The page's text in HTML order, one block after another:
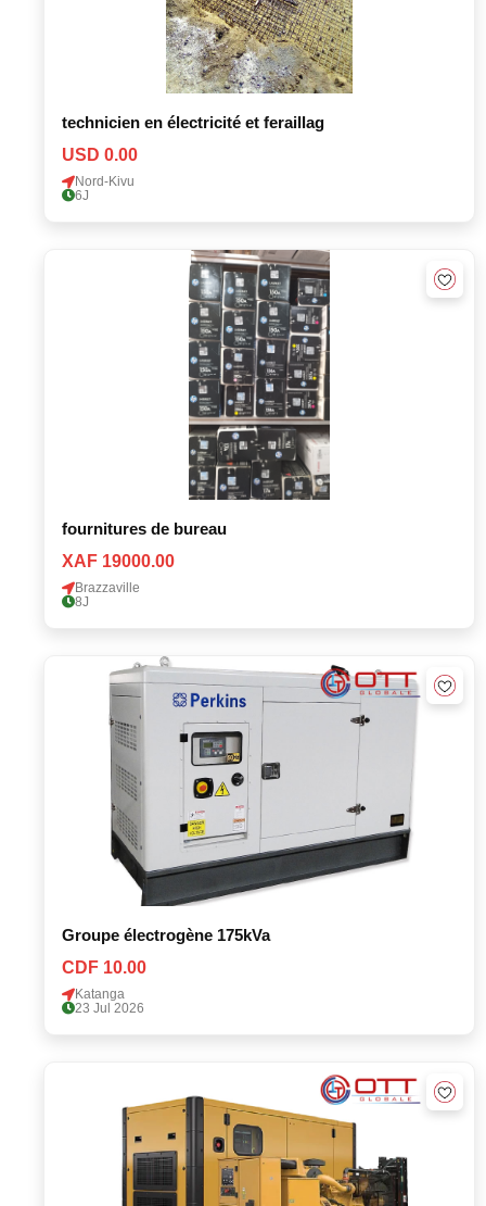
technicien en électricité et feraillag
USD 0.00
Nord-Kivu
6J
fournitures de bureau
XAF 19000.00
Brazzaville
8J
Groupe électrogène 175kVa
CDF 10.00
Katanga
23 Jul 2026